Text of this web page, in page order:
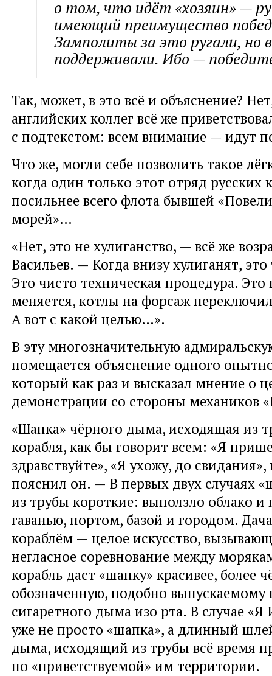
о том, что идёт «хозяин» —
имеющий преимущество
Замполиты за это ругали, но
поддерживали. Ибо —
Так, может, в это всё и объяснение?
английских коллег всё же
с подтекстом: всем внимание — идут
Что же, могли себе позволить такое
когда один только этот отряд русских
посильнее всего флота бывшей
морей»…
«Нет, это не хулиганство, — всё же
Васильев. — Когда внизу хулиганят,
Это чисто техническая процедура.
меняется, котлы на форсаж
А вот с какой целью…».
В эту многозначительную
помещается объяснение одного
который как раз и высказал мнение о
демонстрации со стороны механиков
«Шапка» чёрного дыма, исходящая из
корабля, как бы говорит всем: «Я
здравствуйте», «Я ухожу, до
пояснил он. — В первых двух случаях
из трубы короткие: выползло облако
гаванью, портом, базой и городом.
кораблём — целое искусство,
негласное соревнование между
корабль даст «шапку» красивее, более
обозначенную, подобно выпускаемому
сигаретного дыма изо рта. В случае
уже не просто «шапка», а длинный
дыма, исходящий из трубы всё время
по «приветствуемой» им территории.